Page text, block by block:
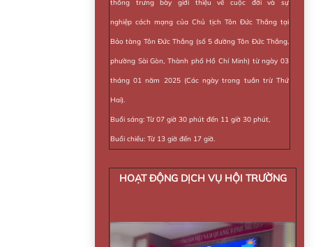
thống trưng bày giới thiệu về cuộc đời và sự
nghiệp cách mạng của Chủ tịch Tôn Đức Thắng tại
Bảo tàng Tôn Đức Thắng (số 5 đường Tôn Đức Thắng,
phường Sài Gòn, Thành phố Hồ Chí Minh) từ ngày 03
tháng 01 năm 2025 (Các ngày trong tuần trừ Thứ
Hai).
Buổi sáng: Từ 07 giờ 30 phút đến 11 giờ 30 phút,
Buổi chiều: Từ 13 giờ đến 17 giờ.
HOẠT ĐỘNG DỊCH VỤ HỘI TRƯỜNG